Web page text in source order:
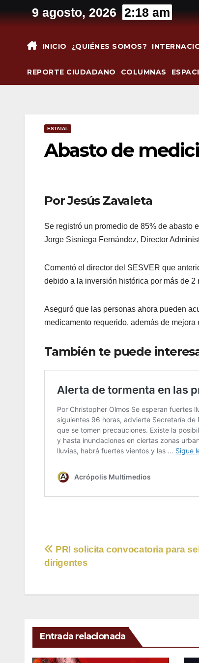
al
9 agosto, 2026 2:18 am
INICIO ¿QUIÉNES SOMOS?
REPORTE CIUDADANO COLUMNAS
ESTATAL
Abasto de
Por Jesús Zavaleta
Se registró un promedio de 85% de abasto
Jorge Sisniega Fernández, Director
Comentó el director del SESVER que
debido a la inversión histórica por más de
Aseguró que las personas ahora pueden
medicamento requerido, además de
También te puede
Navegación
de
entradas
PRI solicita convocatoria para
dirigentes
Entrada relacionada